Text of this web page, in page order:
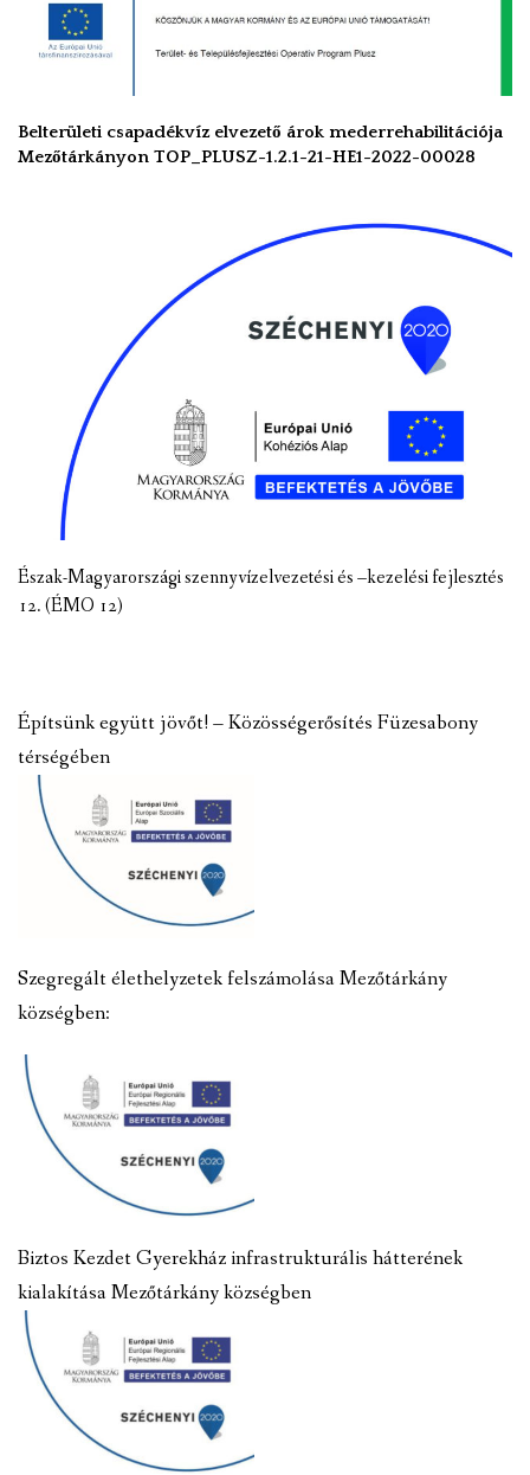
Belterületi csapadékvíz elvezető árok mederrehabilitációja
Mezőtárkányon TOP_PLUSZ-1.2.1-21-HE1-2022-00028
Észak-Magyarországi szennyvízelvezetési és –kezelési fejlesztés
12. (ÉMO 12)
Építsünk együtt jövőt! – Közösségerősítés Füzesabony
térségében
Szegregált élethelyzetek felszámolása Mezőtárkány
községben:
Biztos Kezdet Gyerekház infrastrukturális hátterének
kialakítása Mezőtárkány községben